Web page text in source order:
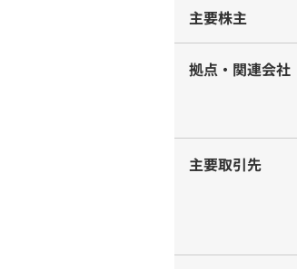
主要株主
拠点・関連会社
主要取引先